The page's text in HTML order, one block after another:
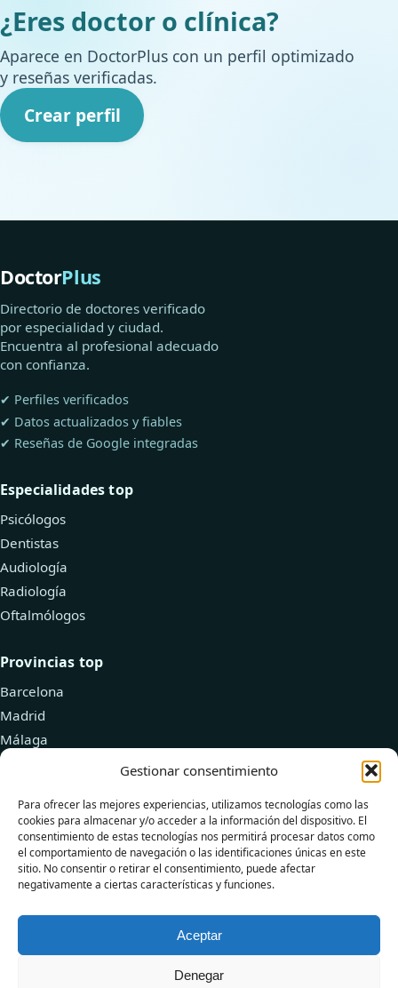
Gestionar consentimiento
Para ofrecer las mejores experiencias, utilizamos tecnologías como las
cookies para almacenar y/o acceder a la información del dispositivo. El
consentimiento de estas tecnologías nos permitirá procesar datos como
el comportamiento de navegación o las identificaciones únicas en este
sitio. No consentir o retirar el consentimiento, puede afectar
negativamente a ciertas características y funciones.
Aceptar
Denegar
¿Eres doctor o clínica?
Aparece en DoctorPlus con un perfil optimizado
y reseñas verificadas.
Crear perfil
DoctorPlus
Directorio de doctores verificado
por especialidad y ciudad.
Encuentra al profesional adecuado
con confianza.
✔ Perfiles verificados
✔ Datos actualizados y fiables
✔ Reseñas de Google integradas
Especialidades top
Psicólogos
Dentistas
Audiología
Radiología
Oftalmólogos
Provincias top
Barcelona
Madrid
Málaga
Recursos
Explorar doctores
Añadir tu clínica
Blog de Salud